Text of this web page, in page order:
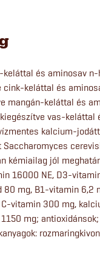
keláttal és aminosav
cink-keláttal és
mangán-keláttal és
vas-keláttal
kalcium-
kémiailag jól
16000 NE, D3-
mg, B1-vitamin 6,2
vitamin 300 mg,
mg;